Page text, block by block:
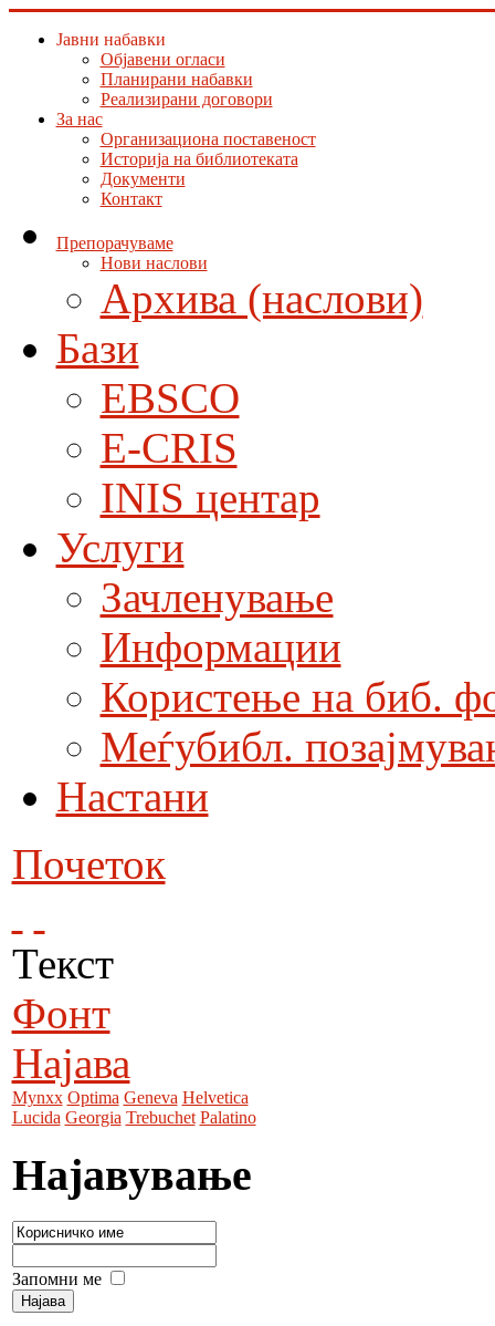
Јавни набавки
Објавени огласи
Планирани набавки
Реализирани договори
За нас
Организациона поставеност
Историја на библиотеката
Документи
Контакт
Препорачуваме
Нови наслови
Архива (наслови)
Бази
EBSCO
E-CRIS
INIS центар
Услуги
Зачленување
Информации
Користење на биб.
Меѓубибл.
Настани
Почеток
Текст
Фонт
Најава
Mynxx Optima Geneva Helvetica
Lucida Georgia Trebuchet Palatino
Најавување
Запомни ме